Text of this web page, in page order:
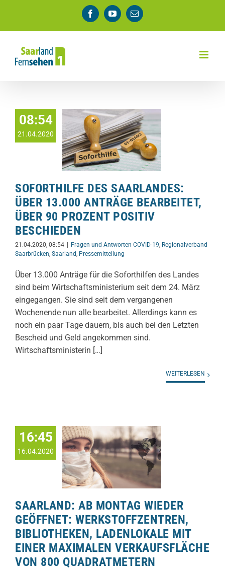
springen
FacebookYouTube
E-
Mail
08:54
21.04.2020
SOFORTHILFE DES SAARLANDES:
ÜBER 13.000 ANTRÄGE BEARBEITET,
ÜBER 90 PROZENT POSITIV
BESCHIEDEN
21.04.2020, 08:54 | Fragen und Antworten COVID-19, Regionalverband
Saarbrücken, Saarland, Pressemitteilung
Über 13.000 Anträge für die Soforthilfen des Landes
sind beim Wirtschaftsministerium seit dem 24. März
eingegangen. Sie sind seit dem vergangenen
Wochenende nun alle bearbeitet. Allerdings kann es
noch ein paar Tage dauern, bis auch bei den Letzten
Bescheid und Geld angekommen sind.
Wirtschaftsministerin […]
WEITERLESEN
16:45
16.04.2020
SAARLAND: AB MONTAG WIEDER
GEÖFFNET: WERKSTOFFZENTREN,
BIBLIOTHEKEN, LADENLOKALE MIT
EINER MAXIMALEN VERKAUFSFLÄCHE
VON 800 QUADRATMETERN